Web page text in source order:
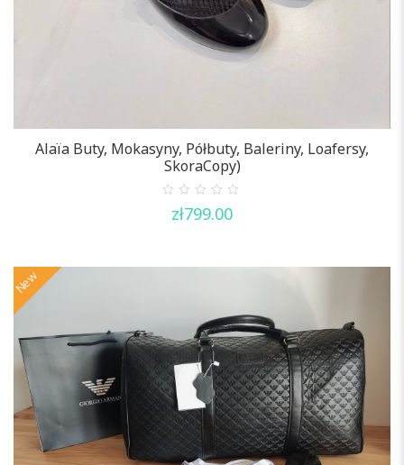
Alaïa Buty, Mokasyny, Półbuty, Baleriny, Loafersy,
SkoraCopy)
out
zł799.00
New